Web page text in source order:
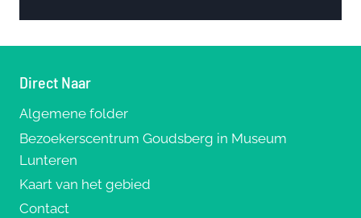
Direct Naar
Algemene folder
Bezoekerscentrum Goudsberg in Museum
Lunteren
Kaart van het gebied
Contact